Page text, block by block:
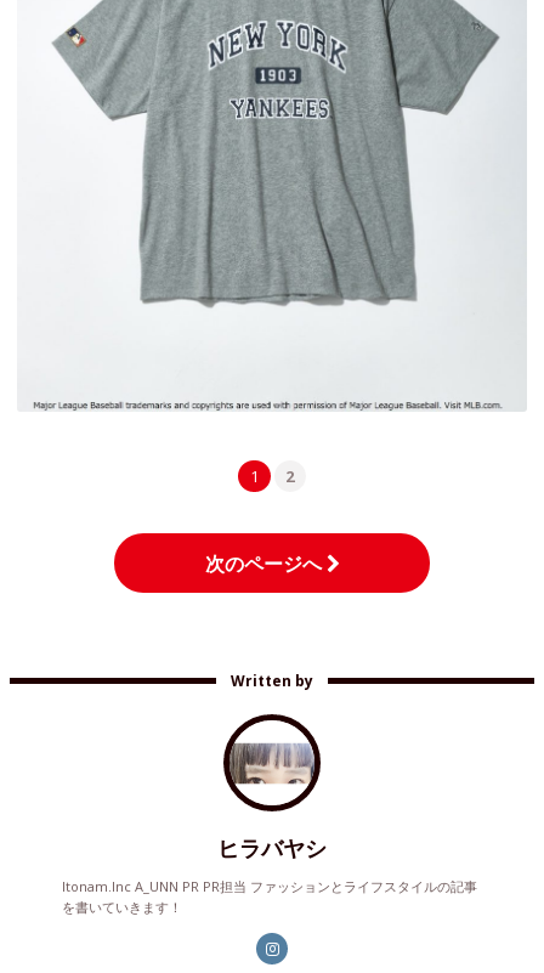
1 2
次のページへ
Written by
ヒラバヤシ
Itonam.Inc A_UNN PR PR担当 ファッションとライフスタイルの記事
を書いていきます！